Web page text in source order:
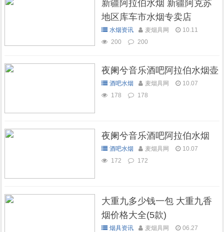
新疆阿拉伯水烟 新疆阿克苏
地区库车市水烟专卖店
水烟资讯 麦烟具网
10.11
200
200
夜阑兮音乐酒吧阿拉伯水烟壶
酒吧水烟 麦烟具网
10.07
178
178
夜阑兮音乐酒吧阿拉伯水烟
酒吧水烟 麦烟具网
10.07
172
172
大重九多少钱一包 大重九香
烟价格大全(5款)
烟具资讯 麦烟具网
06.27